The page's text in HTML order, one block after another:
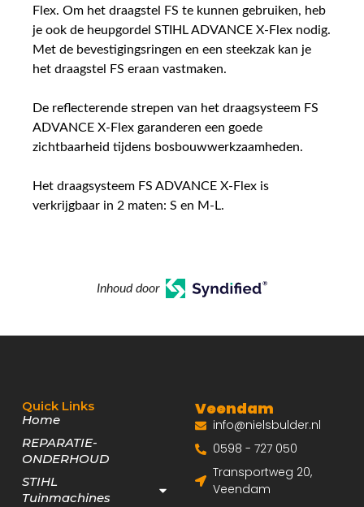
Flex. Om het draagstel FS te kunnen gebruiken, heb
je ook de heupgordel STIHL ADVANCE X-Flex nodig.
Met de bevestigingsringen en een steekzak kan je
het draagstel FS eraan vastmaken.
De reflecterende strepen van het draagsysteem FS
ADVANCE X-Flex garanderen een goede
zichtbaarheid tijdens bosbouwwerkzaamheden.
Het draagsysteem FS ADVANCE X-Flex is
verkrijgbaar in 2 maten: S en M-L.
Inhoud door
Quick Links
Home
REPARATIE-
ONDERHOUD
STIHL
Tuinmachines
Veendam
info@nielsbulder.nl
0598 - 727 050
Transportweg 20,
Veendam